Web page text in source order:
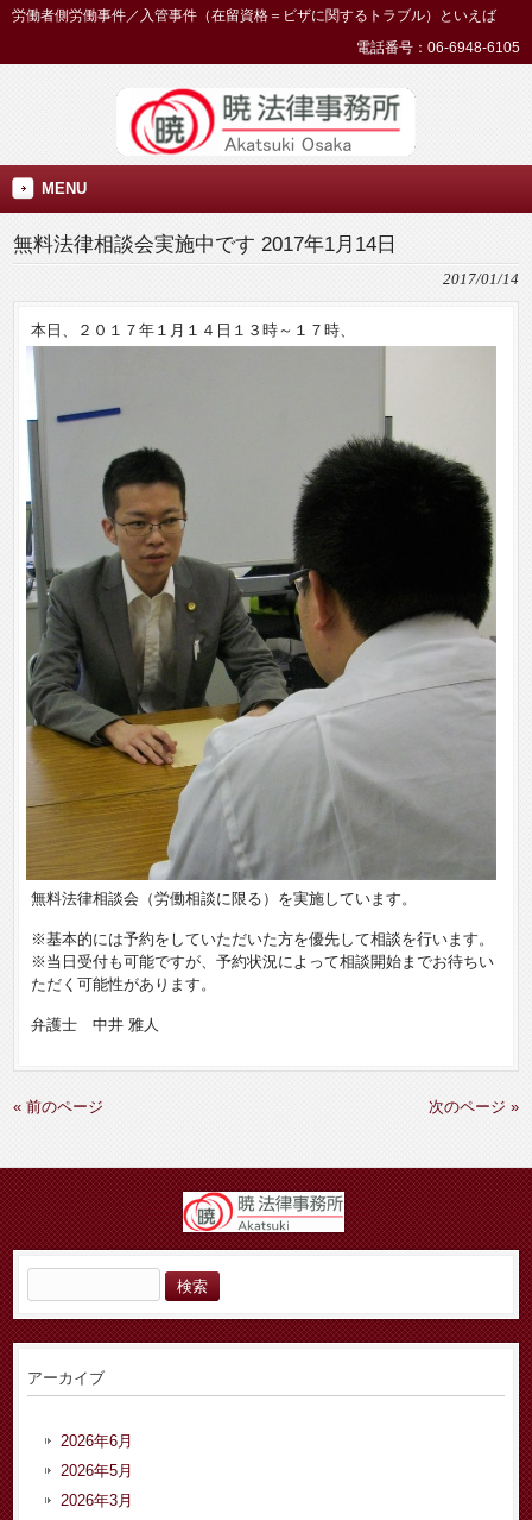
労働者側労働事件／入管事件（在留資格＝ビザに関するトラブル）といえば
電話番号：06-6948-6105
MENU
無料法律相談会実施中です 2017年1月14日
2017/01/14
本日、２０１７年１月１４日１３時～１７時、
無料法律相談会（労働相談に限る）を実施しています。
※基本的には予約をしていただいた方を優先して相談を行います。
※当日受付も可能ですが、予約状況によって相談開始までお待ちい
ただく可能性があります。
弁護士 中井 雅人
« 前のページ 次のページ »
索:
アーカイブ
2026年6月
2026年5月
2026年3月